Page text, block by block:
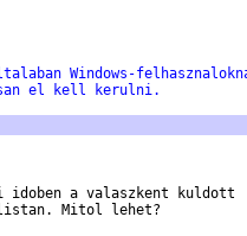
Windows-
el kell kerulni.
idoben a valaszkent kuldott
listan. Mitol lehet?